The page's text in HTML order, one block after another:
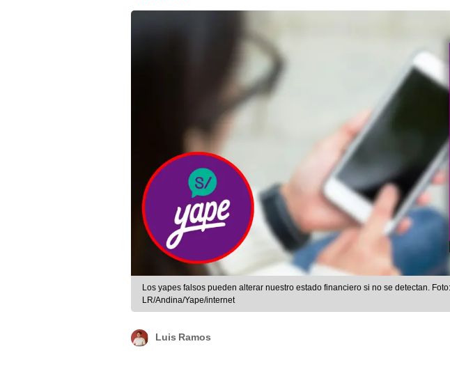
Los yapes falsos pueden alterar nuestro estado financiero si no se detectan.
LR/Andina/Yape/internet
Luis Ramos